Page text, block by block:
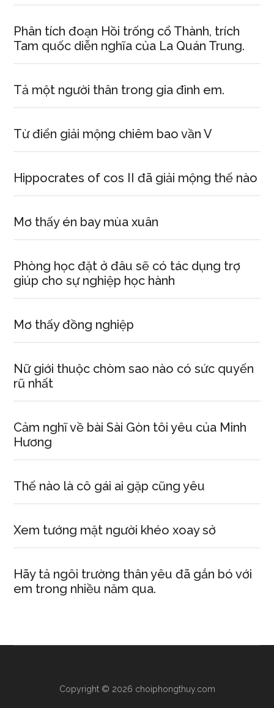
Phân tích đoạn Hồi trống cổ Thành, trích
Tam quốc diễn nghĩa của La Quán Trung.
Tả một người thân trong gia đình em.
Từ điển giải mộng chiêm bao vần V
Hippocrates of cos II đã giải mộng thế nào
Mơ thấy én bay mùa xuân
Phòng học đặt ở đâu sẽ có tác dụng trợ
giúp cho sự nghiệp học hành
Mơ thấy đồng nghiệp
Nữ giới thuộc chòm sao nào có sức quyến
rũ nhất
Cảm nghĩ về bài Sài Gòn tôi yêu của Minh
Hương
Thế nào là cô gái ai gặp cũng yêu
Xem tướng mặt người khéo xoay sở
Hãy tả ngôi trường thân yêu đã gắn bó với
em trong nhiều năm qua.
Copyright © 2026 choiphongthuy.com